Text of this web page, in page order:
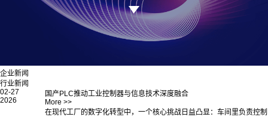
企业新闻
行业新闻
02-27
2026
国产PLC推动工业控制器与信息技术深度融合
More >>
在现代工厂的数字化转型中，一个核心挑战日益凸显：车间里负责控制